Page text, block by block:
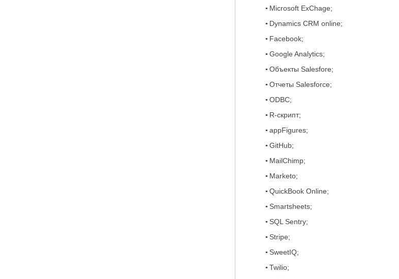
Microsoft ExChage;
Dynamics CRM online;
Facebook;
Google Analytics;
Объекты Salesfore;
Отчеты Salesforce;
ODBC;
R-скрипт;
appFigures;
GitHub;
MailChimp;
Marketo;
QuickBook Online;
Smartsheets;
SQL Sentry;
Stripe;
SweetIQ;
Twilio;